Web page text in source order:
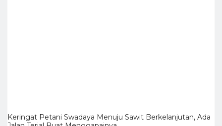
Keringat Petani Swadaya Menuju Sawit Berkelanjutan, Ada